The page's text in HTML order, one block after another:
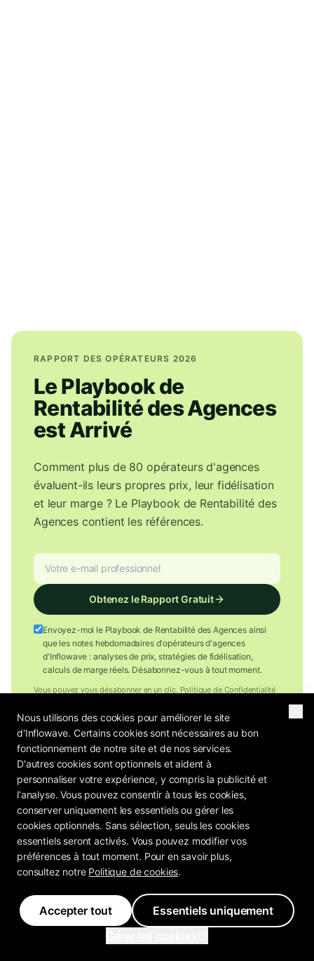
RAPPORT DES OPÉRATEURS 2026
Le Playbook de
Rentabilité des Agences
est Arrivé
Comment plus de 80 opérateurs d'agences
évaluent-ils leurs propres prix, leur fidélisation
et leur marge ? Le Playbook de Rentabilité des
Agences contient les références.
Obtenez le Rapport Gratuit
Envoyez-moi le Playbook de Rentabilité des Agences ainsi
que les notes hebdomadaires d'opérateurs d'agences
d'Inflowave : analyses de prix, stratégies de fidélisation,
calculs de marge réels. Désabonnez-vous à tout moment.
Vous pouvez vous désabonner en un clic. Politique de Confidentialité
Nous utilisons des cookies pour améliorer le site
d'Inflowave. Certains cookies sont nécessaires au bon
fonctionnement de notre site et de nos services.
D'autres cookies sont optionnels et aident à
personnaliser votre expérience, y compris la publicité et
l'analyse. Vous pouvez consentir à tous les cookies,
conserver uniquement les essentiels ou gérer les
cookies optionnels. Sans sélection, seuls les cookies
essentiels seront activés. Vous pouvez modifier vos
préférences à tout moment. Pour en savoir plus,
consultez notre Politique de cookies.
Accepter tout
Essentiels uniquement